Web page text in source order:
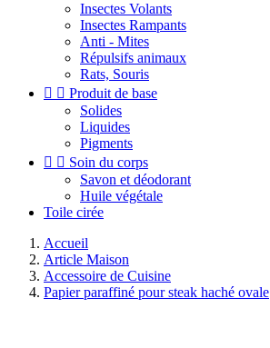
Insectes Volants
Insectes Rampants
Anti - Mites
Répulsifs animaux
Rats, Souris
  Produit de base
Solides
Liquides
Pigments
  Soin du corps
Savon et déodorant
Huile végétale
Toile cirée
Accueil
Article Maison
Accessoire de Cuisine
Papier paraffiné pour steak haché ovale